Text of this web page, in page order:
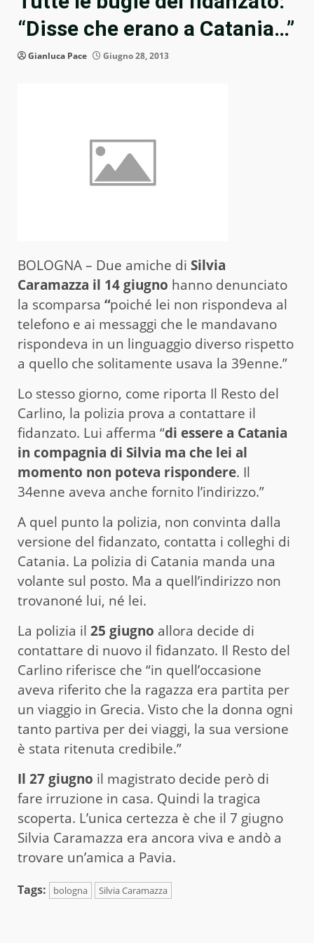
“Disse che erano a Catania…”
Gianluca Pace Giugno 28, 2013
BOLOGNA – Due amiche di Silvia
Caramazza il 14 giugno hanno denunciato
la scomparsa “poiché lei non rispondeva al
telefono e ai messaggi che le mandavano
rispondeva in un linguaggio diverso rispetto
a quello che solitamente usava la 39enne.”
Lo stesso giorno, come riporta Il Resto del
Carlino, la polizia prova a contattare il
fidanzato. Lui afferma “di essere a Catania
in compagnia di Silvia ma che lei al
momento non poteva rispondere. Il
34enne aveva anche fornito l’indirizzo.”
A quel punto la polizia, non convinta dalla
versione del fidanzato, contatta i colleghi di
Catania. La polizia di Catania manda una
volante sul posto. Ma a quell’indirizzo non
trovanoné lui, né lei.
La polizia il 25 giugno allora decide di
contattare di nuovo il fidanzato. Il Resto del
Carlino riferisce che “in quell’occasione
aveva riferito che la ragazza era partita per
un viaggio in Grecia. Visto che la donna ogni
tanto partiva per dei viaggi, la sua versione
è stata ritenuta credibile.”
Il 27 giugno il magistrato decide però di
fare irruzione in casa. Quindi la tragica
scoperta. L’unica certezza è che il 7 giugno
Silvia Caramazza era ancora viva e andò a
trovare un’amica a Pavia.
Tags: bologna Silvia Caramazza